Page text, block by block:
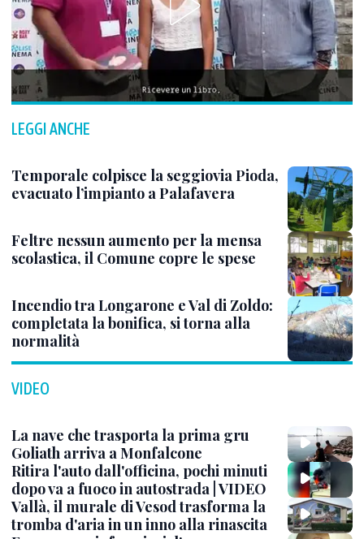
LEGGI ANCHE
Temporale colpisce la seggiovia Pioda,
evacuato l’impianto a Palafavera
Feltre nessun aumento per la mensa
scolastica, il Comune copre le spese
Incendio tra Longarone e Val di Zoldo:
completata la bonifica, si torna alla
normalità
VIDEO
La nave che trasporta la prima gru
Goliath arriva a Monfalcone
Ritira l'auto dall'officina, pochi minuti
dopo va a fuoco in autostrada | VIDEO
Vallà, il murale di Vesod trasforma la
tromba d'aria in un inno alla rinascita